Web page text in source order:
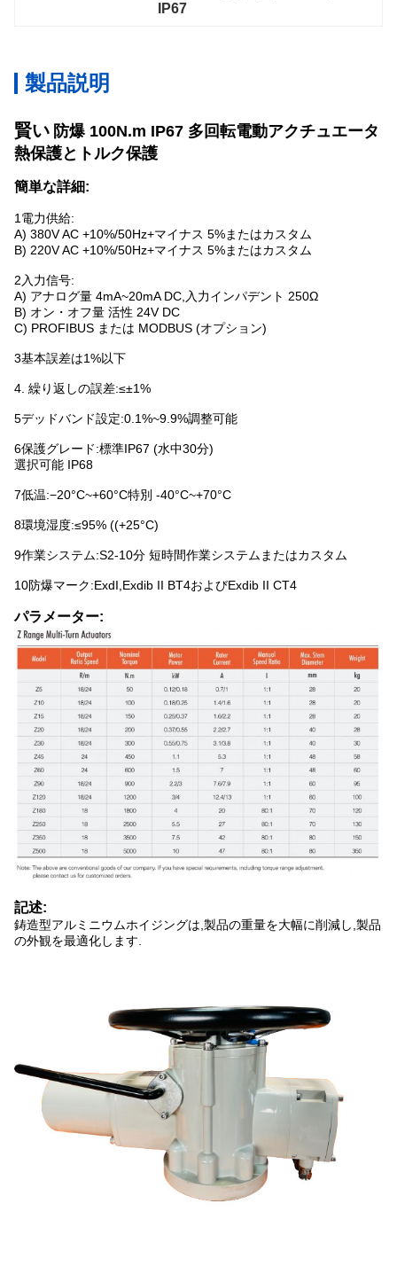
IP67
製品説明
賢い 防爆 100N.m IP67 多回転電動アクチュエータ
熱保護とトルク保護
簡単な詳細:
1電力供給:
A) 380V AC +10%/50Hz+マイナス 5%またはカスタム
B) 220V AC +10%/50Hz+マイナス 5%またはカスタム
2入力信号:
A) アナログ量 4mA~20mA DC,入力インパデント 250Ω
B) オン・オフ量 活性 24V DC
C) PROFIBUS または MODBUS (オプション)
3基本誤差は1%以下
4. 繰り返しの誤差:≤±1%
5デッドバンド設定:0.1%~9.9%調整可能
6保護グレード:標準IP67 (水中30分)
選択可能 IP68
7低温:−20°C~+60°C特別 -40°C~+70°C
8環境湿度:≤95% ((+25°C)
9作業システム:S2-10分 短時間作業システムまたはカスタム
10防爆マーク:ExdI,Exdib II BT4およびExdib II CT4
パラメーター:
記述:
鋳造型アルミニウムホイジングは,製品の重量を大幅に削減し,製品
の外観を最適化します.